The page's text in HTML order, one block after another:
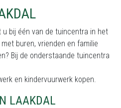
u bij één van de tuincentra in het
buren, vrienden en familie
Bij de onderstaande tuincentra
en kindervuurwerk kopen.
LAAKDAL